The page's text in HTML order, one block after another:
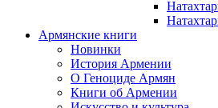
Армянские книги
Новинки
История Армении
О Геноциде Армян
Книги об Армении